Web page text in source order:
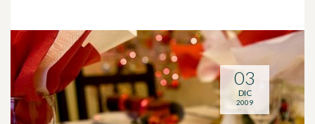
03
DIC
2009